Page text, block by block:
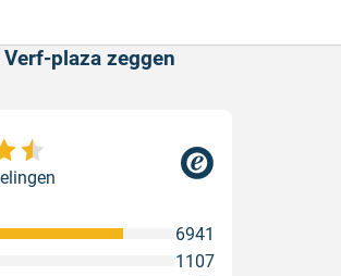
plaza zeggen
1107
6941